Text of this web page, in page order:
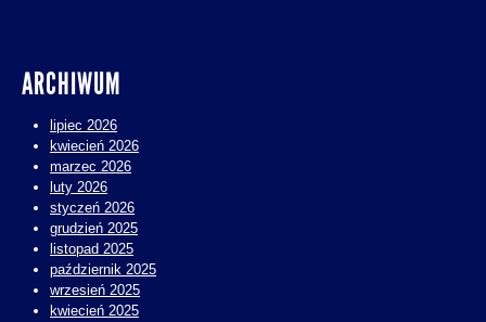
ARCHIWUM
lipiec 2026
kwiecień 2026
marzec 2026
luty 2026
styczeń 2026
grudzień 2025
listopad 2025
październik 2025
wrzesień 2025
kwiecień 2025